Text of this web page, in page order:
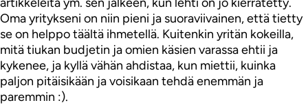
Oma yritykseni on niin pieni ja suoraviivainen, että tietty
se on helppo täältä ihmetellä. Kuitenkin yritän kokeilla,
mitä tiukan budjetin ja omien käsien varassa ehtii ja
kykenee, ja kyllä vähän ahdistaa, kun miettii, kuinka
paljon pitäisikään ja voisikaan tehdä enemmän ja
paremmin :).